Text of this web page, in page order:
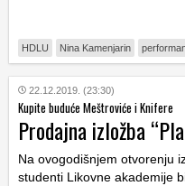
HDLU Nina Kamenjarin
22.12.2019. (23:30)
Kupite buduće Meštroviće i Knifere
Prodajna izložba
Na ovogodišnjem otvorenju
studenti Likovne akademije